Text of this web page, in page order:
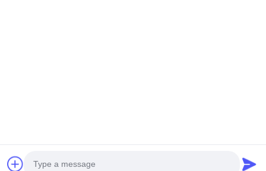
©2025- Huizhou Redde Boo Furniture Co., Ltd.. . 複製権所有。